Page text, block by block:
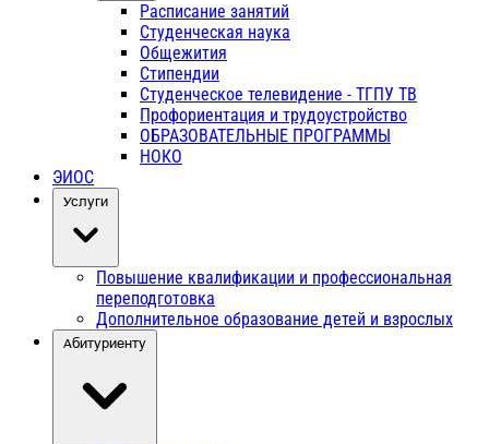
Расписание занятий
Студенческая наука
Общежития
Стипендии
Студенческое телевидение - ТГПУ ТВ
Профориентация и трудоустройство
ОБРАЗОВАТЕЛЬНЫЕ ПРОГРАММЫ
НОКО
ЭИОС
Услуги
Повышение квалификации и профессиональная
переподготовка
Дополнительное образование детей и взрослых
Абитуриенту